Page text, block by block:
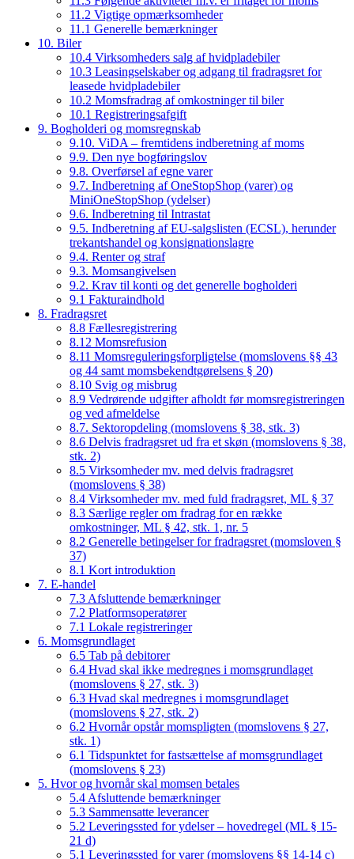
11.2 Vigtige opmærksomheder
11.1 Generelle bemærkninger
10. Biler
10.4 Virksomheders salg af hvidpladebiler
10.3 Leasingselskaber og adgang til fradragsret for
leasede hvidpladebiler
10.2 Momsfradrag af omkostninger til biler
10.1 Registreringsafgift
9. Bogholderi og momsregnskab
9.10. ViDA – fremtidens indberetning af moms
9.9. Den nye bogføringslov
9.8. Overførsel af egne varer
9.7. Indberetning af OneStopShop (varer) og
MiniOneStopShop (ydelser)
9.6. Indberetning til Intrastat
9.5. Indberetning af EU-salgslisten (ECSL), herunder
trekantshandel og konsignationslagre
9.4. Renter og straf
9.3. Momsangivelsen
9.2. Krav til konti og det generelle bogholderi
9.1 Fakturaindhold
8. Fradragsret
8.8 Fællesregistrering
8.12 Momsrefusion
8.11 Momsreguleringsforpligtelse (momslovens §§ 43
og 44 samt momsbekendtgørelsens § 20)
8.10 Svig og misbrug
8.9 Vedrørende udgifter afholdt før momsregistreringen
og ved afmeldelse
8.7. Sektoropdeling (momslovens § 38, stk. 3)
8.6 Delvis fradragsret ud fra et skøn (momslovens § 38,
stk. 2)
8.5 Virksomheder mv. med delvis fradragsret
(momslovens § 38)
8.4 Virksomheder mv. med fuld fradragsret, ML § 37
8.3 Særlige regler om fradrag for en række
omkostninger, ML § 42, stk. 1, nr. 5
8.2 Generelle betingelser for fradragsret (momsloven §
37)
8.1 Kort introduktion
7. E-handel
7.3 Afsluttende bemærkninger
7.2 Platformsoperatører
7.1 Lokale registreringer
6. Momsgrundlaget
6.5 Tab på debitorer
6.4 Hvad skal ikke medregnes i momsgrundlaget
(momslovens § 27, stk. 3)
6.3 Hvad skal medregnes i momsgrundlaget
(momslovens § 27, stk. 2)
6.2 Hvornår opstår momspligten (momslovens § 27,
stk. 1)
6.1 Tidspunktet for fastsættelse af momsgrundlaget
(momslovens § 23)
5. Hvor og hvornår skal momsen betales
5.4 Afsluttende bemærkninger
5.3 Sammensatte leverancer
5.2 Leveringssted for ydelser – hovedregel (ML § 15-
21 d)
5.1 Leveringssted for varer (momslovens §§ 14-14 c)